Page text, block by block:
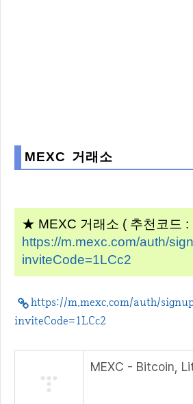
MEXC 거래소
★ MEXC 거래소 ( 추천코드 :
https://m.mexc.com/auth/
inviteCode=1LCc2
https://m.mexc.com/auth/
inviteCode=1LCc2